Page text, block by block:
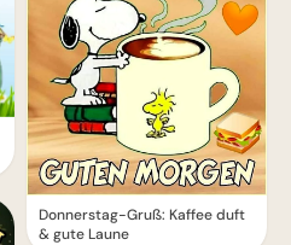
Donnerstag-Gruß: Kaffee duft
& gute Laune